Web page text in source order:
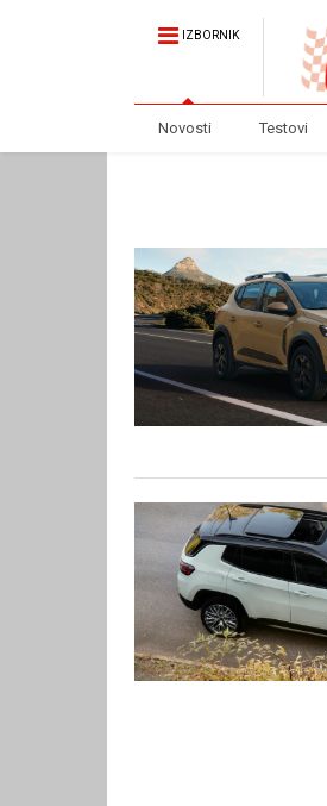
IZBORNIK
Novosti Testovi